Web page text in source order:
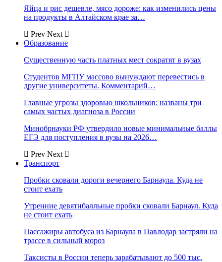
Яйца и рис дешевле, мясо дороже: как изменились цены
на продукты в Алтайском крае за…
Prev Next
Образование
Существенную часть платных мест сократят в вузах
Студентов МГПУ массово вынуждают перевестись в
другие университеты. Комментарий…
Главные угрозы здоровью школьников: названы три
самых частых диагноза в России
Минобрнауки РФ утвердило новые минимальные баллы
ЕГЭ для поступления в вузы на 2026…
Prev Next
Транспорт
Пробки сковали дороги вечернего Барнаула. Куда не
стоит ехать
Утренние девятибалльные пробки сковали Барнаул. Куда
не стоит ехать
Пассажиры автобуса из Барнаула в Павлодар застряли на
трассе в сильный мороз
Таксисты в России теперь зарабатывают до 500 тыс.